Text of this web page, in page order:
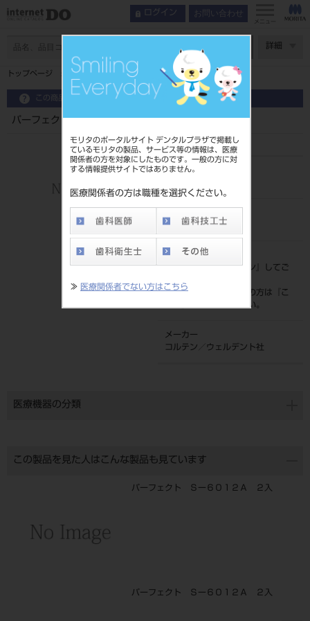
モリタのポータルサイト デンタルプラザで掲載し
ているモリタの製品、サービス等の情報は、医療
関係者の方を対象にしたものです。一般の方に対
する情報提供サイトではありません。
医療関係者の方は職種を選択ください。
≫ 医療関係者でない方はこちら
ログイン お問い合わせ
メニュー
詳細
トップページ パーフェクト Ｓー６０１３Ａ ２入
この商品に関するお問い合わせ
パーフェクト Ｓー６０１３Ａ ２入
品目コード
4571197452157
標準価格
価格の確認は『ログイン
』してご
ネット会員登録がまだの方は『
こ
ちら』より登録ください。
メーカー
コルテン／ウェルデント社
医療機器の分類
この製品を見た人はこんな製品も見ています
パーフェクト Ｓー６０１２Ａ ２入
パーフェクト Ｓー６０１２Ａ ２入